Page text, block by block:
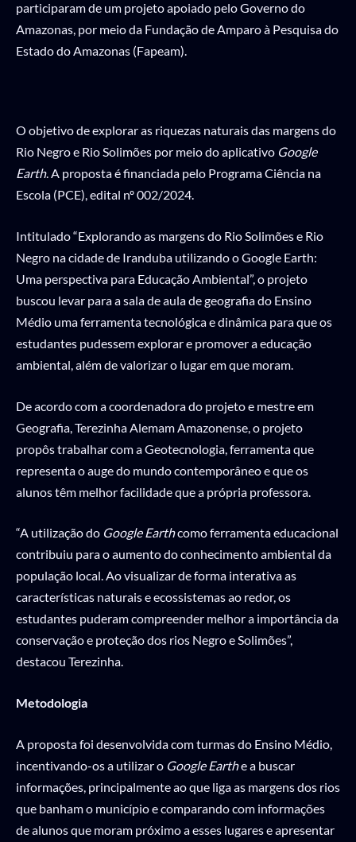
participaram de um projeto apoiado pelo Governo do
Amazonas, por meio da Fundação de Amparo à Pesquisa do
Estado do Amazonas (Fapeam).
O objetivo de explorar as riquezas naturais das margens do
Rio Negro e Rio Solimões por meio do aplicativo Google
Earth. A proposta é financiada pelo Programa Ciência na
Escola (PCE), edital nº 002/2024.
Intitulado “Explorando as margens do Rio Solimões e Rio
Negro na cidade de Iranduba utilizando o Google Earth:
Uma perspectiva para Educação Ambiental”, o projeto
buscou levar para a sala de aula de geografia do Ensino
Médio uma ferramenta tecnológica e dinâmica para que os
estudantes pudessem explorar e promover a educação
ambiental, além de valorizar o lugar em que moram.
De acordo com a coordenadora do projeto e mestre em
Geografia, Terezinha Alemam Amazonense, o projeto
propôs trabalhar com a Geotecnologia, ferramenta que
representa o auge do mundo contemporâneo e que os
alunos têm melhor facilidade que a própria professora.
“A utilização do Google Earthcomo ferramenta educacional
contribuiu para o aumento do conhecimento ambiental da
população local. Ao visualizar de forma interativa as
características naturais e ecossistemas ao redor, os
estudantes puderam compreender melhor a importância da
conservação e proteção dos rios Negro e Solimões”,
destacou Terezinha.
Metodologia
A proposta foi desenvolvida com turmas do Ensino Médio,
incentivando-os a utilizar o Google Earthe a buscar
informações, principalmente ao que liga as margens dos rios
que banham o município e comparando com informações
de alunos que moram próximo a esses lugares e apresentar